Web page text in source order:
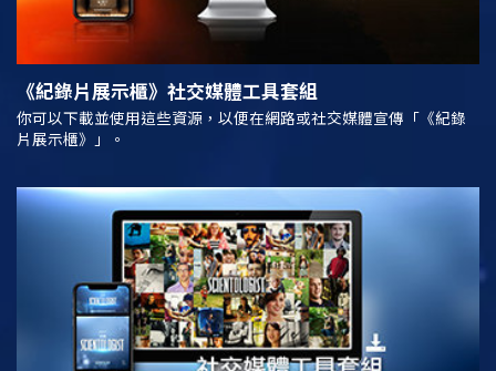
《紀錄片展示櫃》 社交媒體工具套組
你可以下載並使用這些資源，以便在網路或社交媒體宣傳「《紀錄
片展示櫃》」。